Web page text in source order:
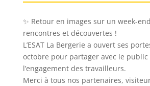
✨ Retour en images sur un week-
rencontres et découvertes !
L’ESAT La Bergerie a ouvert ses
octobre pour partager avec le
l’engagement des travailleurs.
Merci à tous nos partenaires,